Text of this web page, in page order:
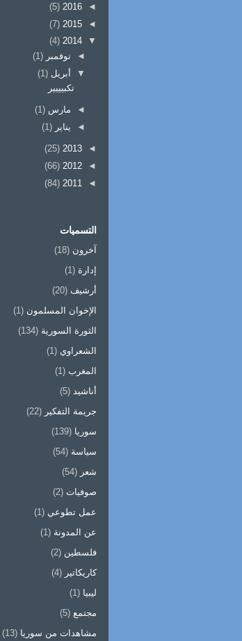
◄
2016
(5)
◄
2015
(7)
▼
2014
(4)
◄ نوفمبر (1)
▼
أبريل (1)
تكبيييير
◄ مارس (1)
◄ يناير (1)
◄
2013
(25)
◄
2012
(66)
◄
2011
(84)
التسميات
آخرون (18)
إدارة (1)
أرشيف (20)
الإخوان المسلمون (1)
الثورة السورية (134)
الشعراوي (1)
المغرب (1)
أناشيد (5)
جريمة التفكير (22)
سوريا (139)
سياسة (54)
شعر (54)
صوفيات (2)
عمل تطوعي (1)
عن المدونة (1)
فلسطين (2)
كاريكاتير (4)
ليبيا (1)
مجتمع (5)
مشاهدات من سوريا (13)